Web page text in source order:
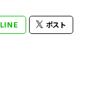
LINE ポスト